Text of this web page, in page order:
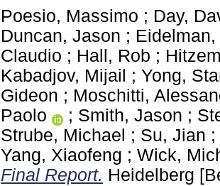
Poesio, Massimo ; Day,
Duncan, Jason ;
Claudio ; Hall, Rob ;
Kabadjov, Mijail
; Yong,
Gideon ; Moschitti,
Paolo
; Smith, Jason ;
Strube, Michael ; Su, Jian ;
Yang, Xiaofeng ; Wick,
Final Report. Heidelberg